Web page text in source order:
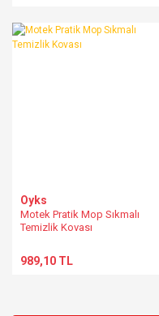
Oyks
Motek Pratik Mop Sıkmalı
Temizlik Kovası
989,10 TL